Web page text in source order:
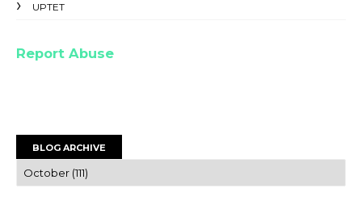
UPTET
Report Abuse
BLOG ARCHIVE